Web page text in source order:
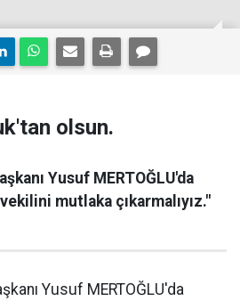
olsun.
Yusuf MERTOĞLU'da
mutlaka çıkarmalıyız."
Yusuf MERTOĞLU'da